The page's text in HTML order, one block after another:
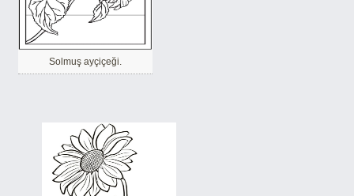
Solmuş ayçiçeği.